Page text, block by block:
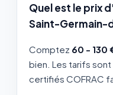
Quel est le prix
Saint-Germain-
Comptez 60 - 130
bien. Les tarifs
certifiés COFRAC